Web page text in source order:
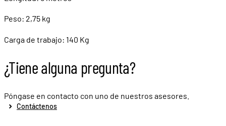
Peso: 2,75 kg
Carga de trabajo: 140 Kg
¿Tiene alguna pregunta?
Póngase en contacto con uno de nuestros asesores.
Contáctenos